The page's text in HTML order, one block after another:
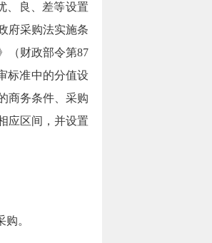
、良、差等设置
府采购法实施条
（财政部令第87
标准中的分值设
商务条件、采购
应区间，并设置
。